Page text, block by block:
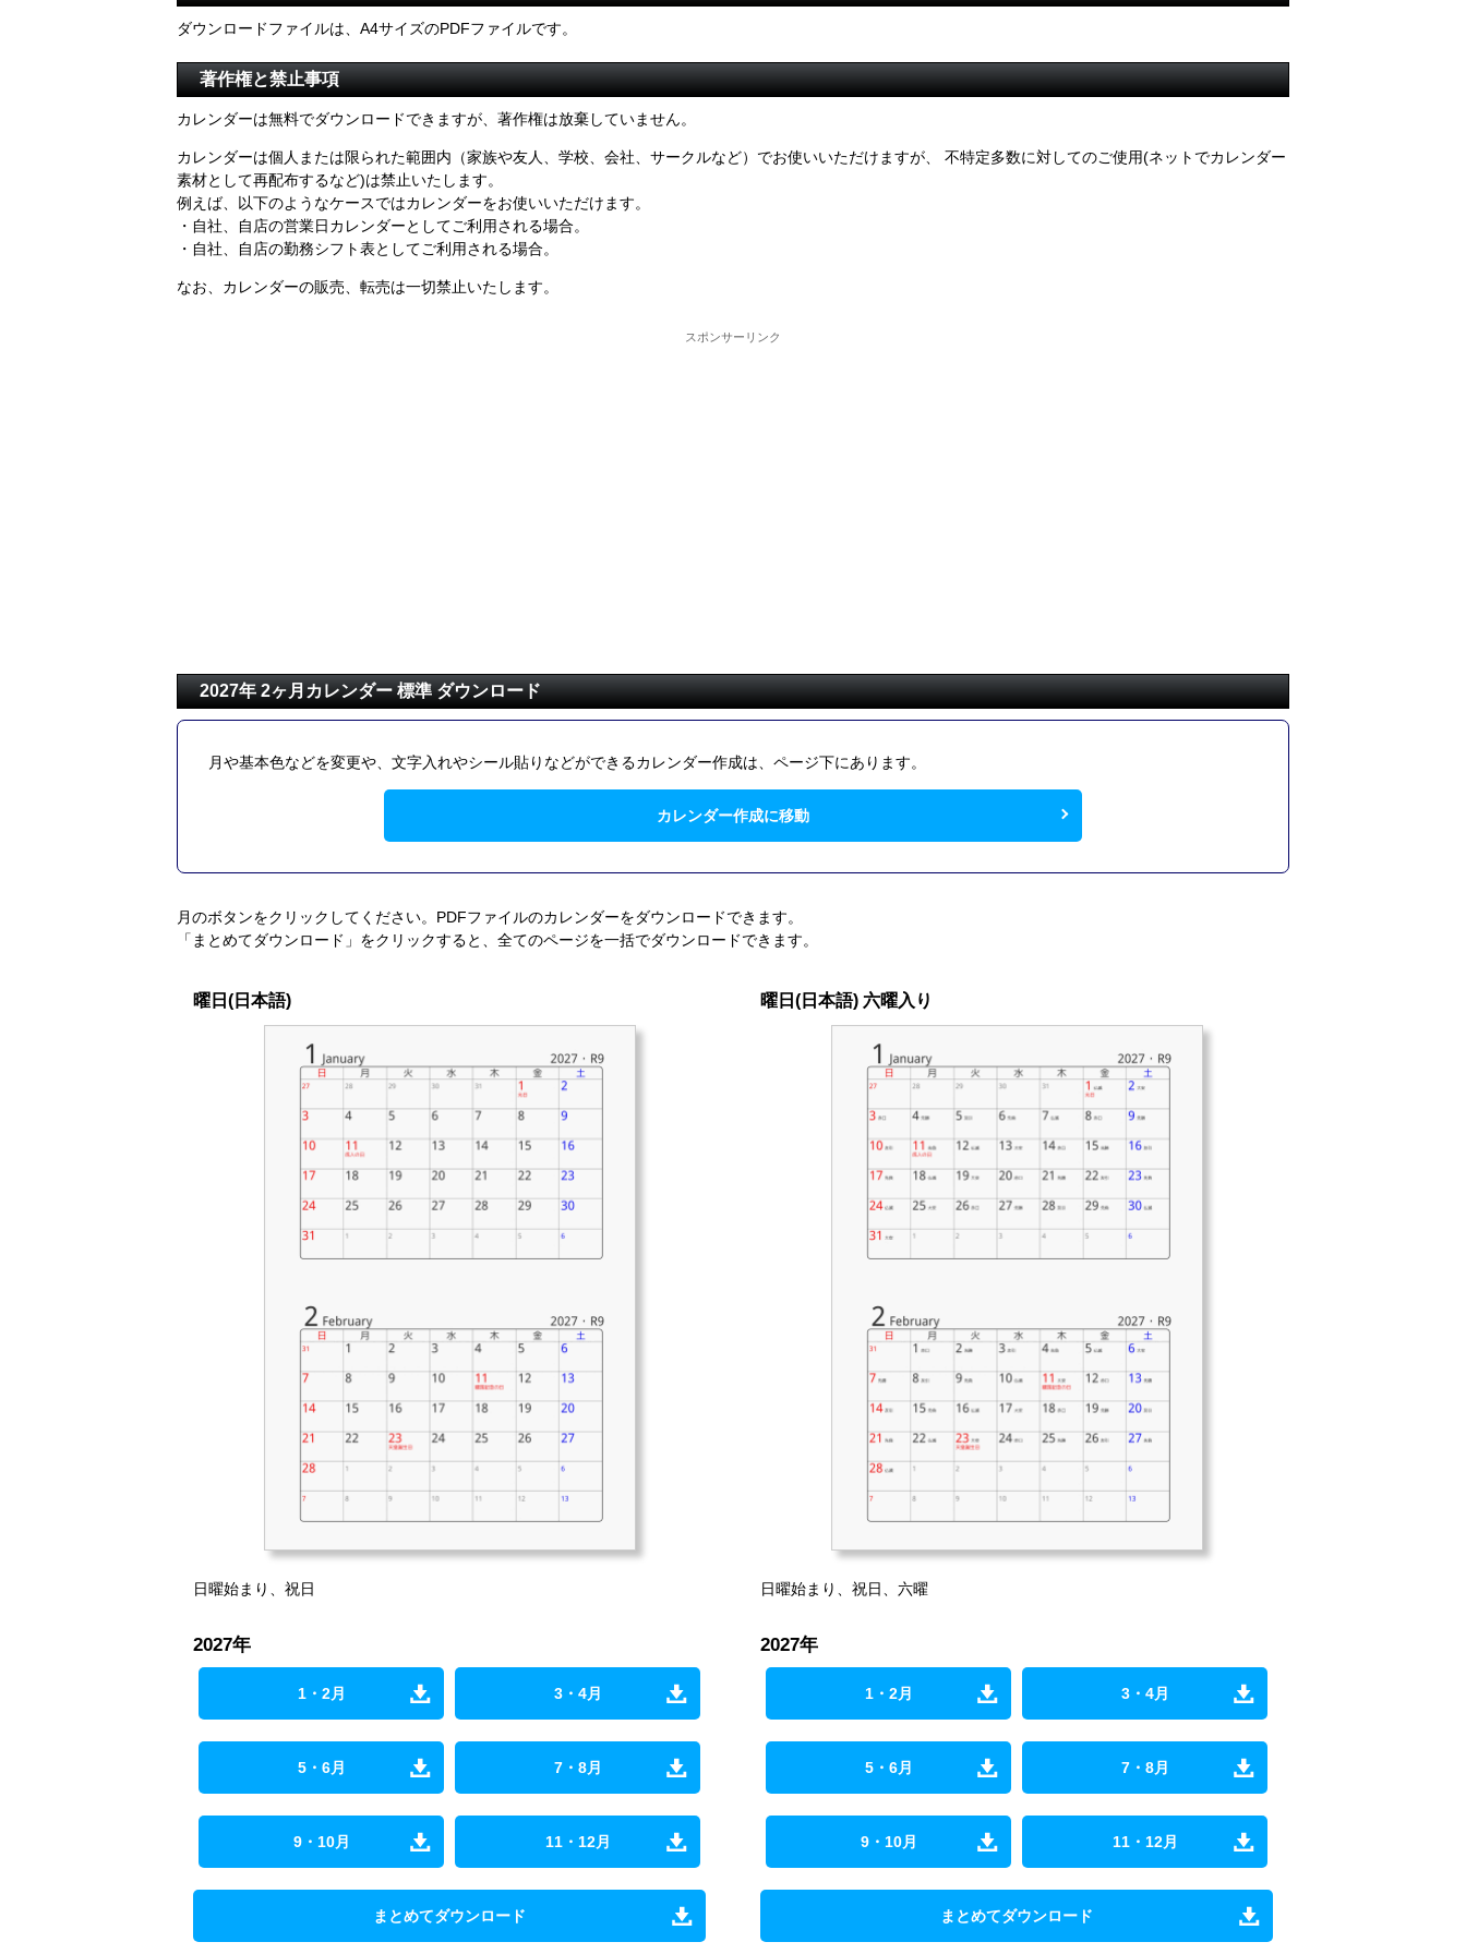
ダウンロードファイルは、A4サイズのPDFファイルです。
著作権と禁止事項
カレンダーは無料でダウンロードできますが、著作権は放棄していません。
カレンダーは個人または限られた範囲内（家族や友人、学校、会社、サークルなど）でお使いいただけますが、 不特定多数に対してのご使用(ネットでカレンダー
素材として再配布するなど)は禁止いたします。
例えば、以下のようなケースではカレンダーをお使いいただけます。
・自社、自店の営業日カレンダーとしてご利用される場合。
・自社、自店の勤務シフト表としてご利用される場合。
なお、カレンダーの販売、転売は一切禁止いたします。
スポンサーリンク
2027年 2ヶ月カレンダー 標準 ダウンロード
月や基本色などを変更や、文字入れやシール貼りなどができるカレンダー作成は、ページ下にあります。
カレンダー作成に移動
月のボタンをクリックしてください。PDFファイルのカレンダーをダウンロードできます。
「まとめてダウンロード」をクリックすると、全てのページを一括でダウンロードできます。
曜日(日本語)
日曜始まり、祝日
2027年
1・2月 3・4月
5・6月 7・8月
9・10月 11・12月
まとめてダウンロード
曜日(日本語) 六曜入り
日曜始まり、祝日、六曜
2027年
1・2月 3・4月
5・6月 7・8月
9・10月 11・12月
まとめてダウンロード